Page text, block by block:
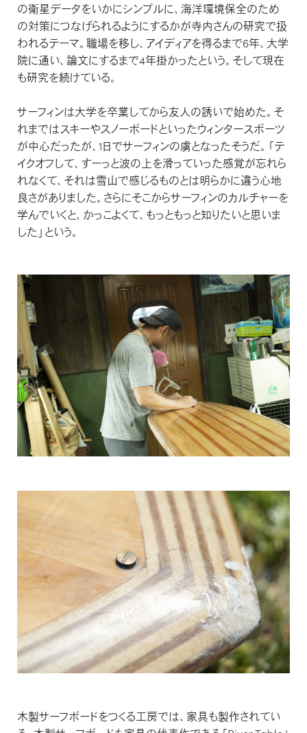
の衛星データをいかにシンプルに、海洋環境保全のため
の対策につなげられるようにするかが寺内さんの研究で扱
われるテーマ。職場を移し、アイディアを得るまで6年、大学
院に通い、論文にするまで4年掛かったという。そして現在
も研究を続けている。
サーフィンは大学を卒業してから友人の誘いで始めた。そ
れまではスキーやスノーボードといったウィンタースポーツ
が中心だったが、1日でサーフィンの虜となったそうだ。「テ
イクオフして、すーっと波の上を滑っていった感覚が忘れら
れなくて、それは雪山で感じるものとは明らかに違う心地
良さがありました。さらにそこからサーフィンのカルチャーを
学んでいくと、かっこよくて、もっともっと知りたいと思いま
した」という。
木製サーフボードをつくる工房では、家具も製作されてい